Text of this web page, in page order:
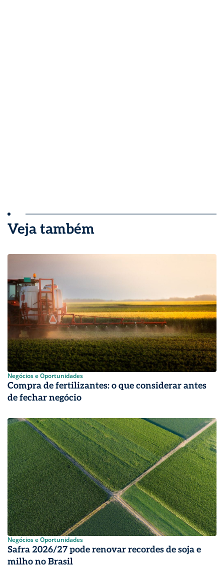
Veja também
Negócios e Oportunidades
Compra de fertilizantes: o que considerar antes
de fechar negócio
Negócios e Oportunidades
Safra 2026/27 pode renovar recordes de soja e
milho no Brasil